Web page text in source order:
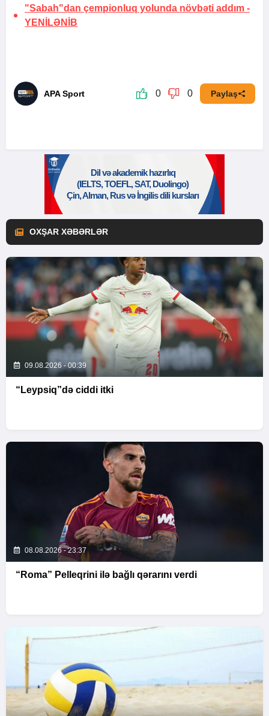
"Sabah"dan çempionluq yolunda növbəti addım -
YENİLƏNİB
APA Sport 0 0 Paylaş
OXŞAR XƏBƏRLƏR
09.08.2026 - 00:39
“Leypsiq”də ciddi itki
08.08.2026 - 23:37
“Roma” Pelleqrini ilə bağlı qərarını verdi